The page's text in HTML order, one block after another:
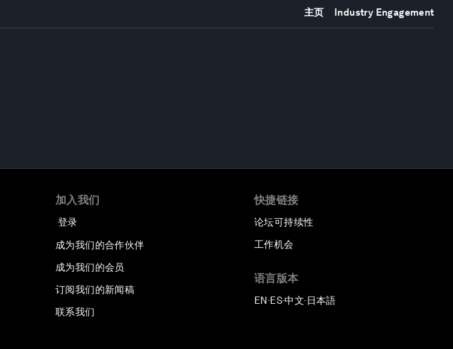
主页 Industry Engagement
加入我们
登录
成为我们的合作伙伴
成为我们的会员
订阅我们的新闻稿
联系我们
快捷链接
论坛可持续性
工作机会
语言版本
EN ▪ES▪中文▪ 日本語